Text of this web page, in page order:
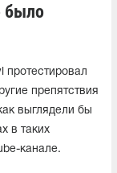
было
протестировал
препятствия
выглядели бы
в таких
канале.